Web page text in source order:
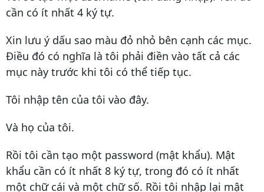
cần có ít nhất 4 ký tự.
Xin lưu ý dấu sao màu đỏ nhỏ bên cạnh các mục.
Điều đó có nghĩa là tôi phải điền vào tất cả các
mục này trước khi tôi có thể tiếp tục.
Tôi nhập tên của tôi vào đây.
Và họ của tôi.
Rồi tôi cần tạo một password (mật khẩu). Mật
khẩu cần có ít nhất 8 ký tự, trong đó có ít nhất
một chữ cái và một chữ số. Rồi tôi nhập lại mật